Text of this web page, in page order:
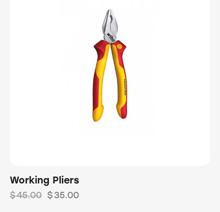
Working Pliers
$45.00 $35.00